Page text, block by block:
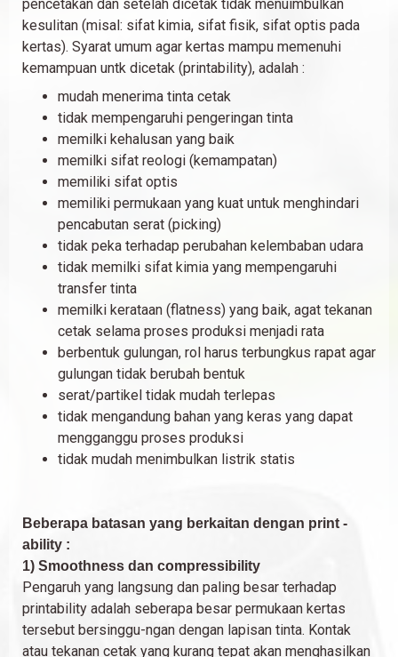
pencetakan dan setelah dicetak tidak menuimbulkan
kesulitan (misal: sifat kimia, sifat fisik, sifat optis pada
kertas). Syarat umum agar kertas mampu memenuhi
kemampuan untk dicetak (printability), adalah :
mudah menerima tinta cetak
tidak mempengaruhi pengeringan tinta
memilki kehalusan yang baik
memilki sifat reologi (kemampatan)
memiliki sifat optis
memiliki permukaan yang kuat untuk menghindari
pencabutan serat (picking)
tidak peka terhadap perubahan kelembaban udara
tidak memilki sifat kimia yang mempengaruhi
transfer tinta
memilki kerataan (flatness) yang baik, agat tekanan
cetak selama proses produksi menjadi rata
berbentuk gulungan, rol harus terbungkus rapat agar
gulungan tidak berubah bentuk
serat/partikel tidak mudah terlepas
tidak mengandung bahan yang keras yang dapat
mengganggu proses produksi
tidak mudah menimbulkan listrik statis
Beberapa batasan yang berkaitan dengan print -
ability :
1) Smoothness dan compressibility
Pengaruh yang langsung dan paling besar terhadap
printability adalah seberapa besar permukaan kertas
tersebut bersinggu-ngan dengan lapisan tinta. Kontak
atau tekanan cetak yang kurang tepat akan menghasilkan